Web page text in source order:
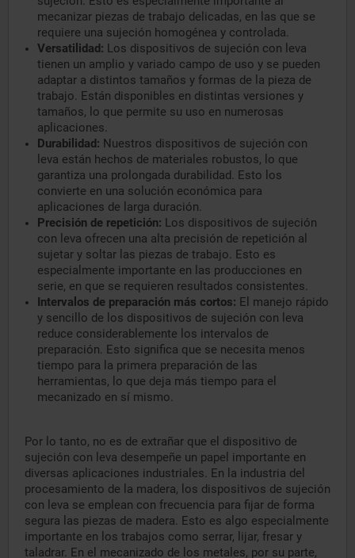
mecanizar piezas de trabajo delicadas, en las que se
requiere una sujeción homogénea y controlada.
Versatilidad: Los dispositivos de sujeción con leva
tienen un amplio y variado campo de uso y se pueden
adaptar a distintos tamaños y formas de la pieza de
trabajo. Están disponibles en distintas versiones y
tamaños, lo que permite su uso en numerosas
aplicaciones.
Durabilidad: Nuestros dispositivos de sujeción con
leva están hechos de materiales robustos, lo que
garantiza una prolongada durabilidad. Esto los
convierte en una solución económica para
aplicaciones de larga duración.
Precisión de repetición: Los dispositivos de sujeción
con leva ofrecen una alta precisión de repetición al
sujetar y soltar las piezas de trabajo. Esto es
especialmente importante en las producciones en
serie, en que se requieren resultados consistentes.
Intervalos de preparación más cortos: El manejo rápido
y sencillo de los dispositivos de sujeción con leva
reduce considerablemente los intervalos de
preparación. Esto significa que se necesita menos
tiempo para la primera preparación de las
herramientas, lo que deja más tiempo para el
mecanizado en sí mismo.
Por lo tanto, no es de extrañar que el dispositivo de
sujeción con leva desempeñe un papel importante en
diversas aplicaciones industriales. En la industria del
procesamiento de la madera, los dispositivos de sujeción
con leva se emplean con frecuencia para fijar de forma
segura las piezas de madera. Esto es algo especialmente
importante en los trabajos como serrar, lijar, fresar y
taladrar. En el mecanizado de los metales, por su parte,